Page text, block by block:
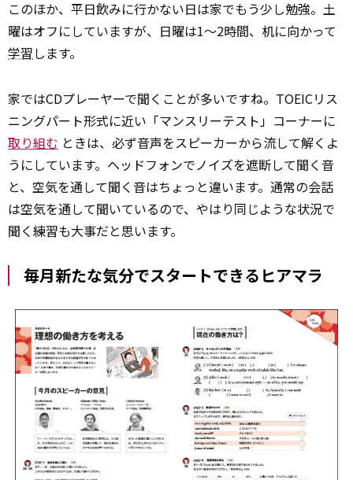
このほか、平日飲みに行かない日は家でもう少し勉強。土
曜はオフにしていますが、日曜は1～2時間、机に向かって
学習します。
家ではCDプレーヤーで聞くことが多いですね。TOEICリス
ニングパート形式に近い「マンスリーテスト」コーナーに
取り組む ときは、必ず音声をスピーカーから流して解くよ
うにしています。ヘッドフォンでノイズを遮断して聞く音
と、空気を通して聞く音はちょっと違います。通常の会話
は空気を通して聞いているので、やはり同じような状況で
聞く練習も大事だと思います。
毎月新たな気分でスタートできるヒアマラ